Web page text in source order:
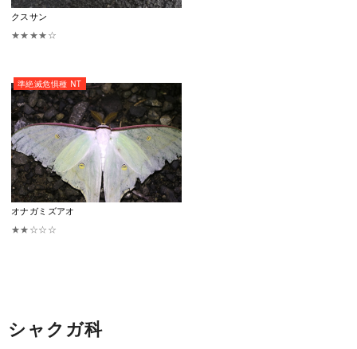
クスサン
★★★★☆
準絶滅危惧種 NT
オナガミズアオ
★★☆☆☆
シャクガ科